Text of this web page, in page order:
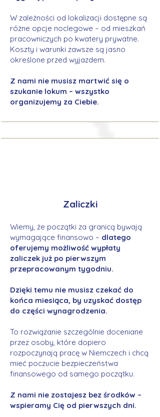
W zależności od lokalizacji dostępne są
różne opcje noclegowe – od mieszkań
pracowniczych po kwatery prywatne.
Koszty i warunki zawsze są jasno
określone przed wyjazdem.
Z nami nie musisz martwić się o
szukanie lokum – wszystko
organizujemy za Ciebie.
Zaliczki
Wiemy, że początki za granicą bywają
wymagające finansowo – dlatego
oferujemy możliwość wypłaty
zaliczek już po pierwszym
przepracowanym tygodniu.
Dzięki temu nie musisz czekać do
końca miesiąca, by uzyskać dostęp
do części wynagrodzenia.
To rozwiązanie szczególnie doceniane
przez osoby, które dopiero
rozpoczynają pracę w Niemczech i chcą
mieć poczucie bezpieczeństwa
finansowego od samego początku.
Z nami nie zostajesz bez środków –
wspieramy Cię od pierwszych dni.